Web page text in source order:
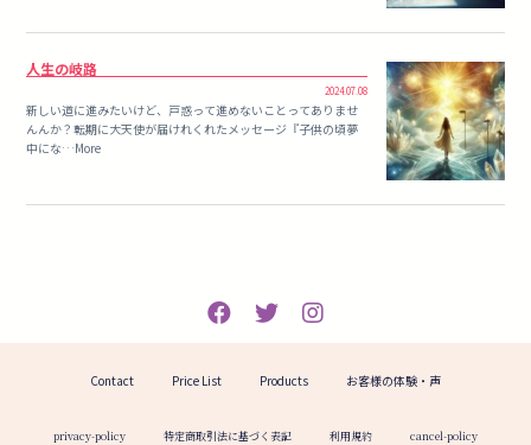
人生の岐路
2024.07.08
新しい道に進みたいけど、戸惑って進めないことってありませ
んんか？転期に大天使が届けれくれたメッセージ『子供の頃夢
中にな…More
Contact Price List Products お客様の体験・声
privacy-policy 特定商取引法に基づく表記 利用規約 cancel-policy